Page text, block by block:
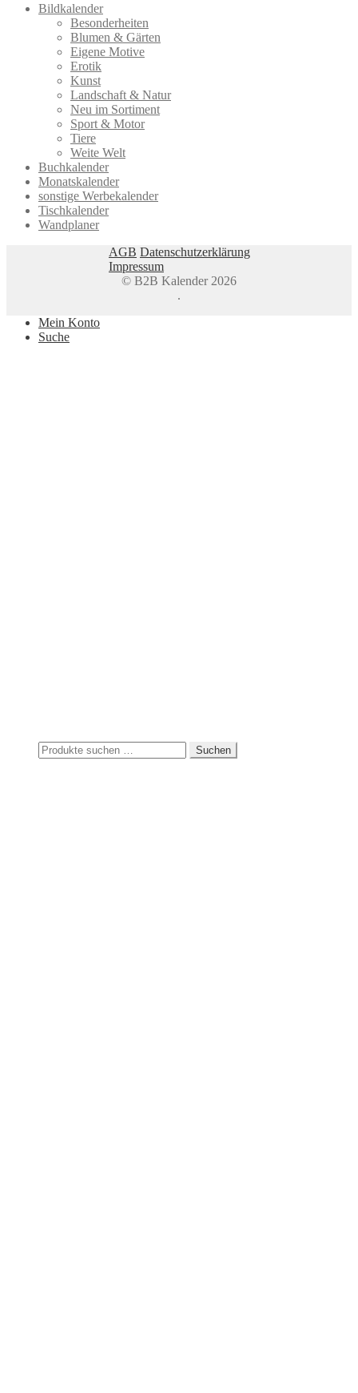
Bildkalender
Besonderheiten
Blumen & Gärten
Eigene Motive
Erotik
Kunst
Landschaft & Natur
Neu im Sortiment
Sport & Motor
Tiere
Weite Welt
Buchkalender
Monatskalender
sonstige Werbekalender
Tischkalender
Wandplaner
AGB Datenschutzerklärung
Impressum
© B2B Kalender 2026
.
Mein Konto
Suche
Suchen
nach:
Suchen